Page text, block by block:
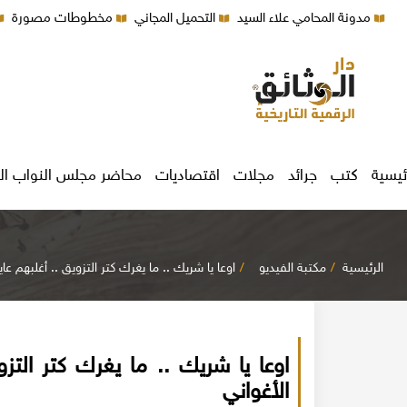
مدونة المحامي علاء السيد التحميل المجاني مخطوطات مصورة
كتب جرائد مجلات اقتصاديات محاضر مجلس النواب
الرئيسية مكتبة الفيديو اوعا يا شريك .. ما يغرك كتر التزويق .. أغلبهم
اوعا يا شريك .. ما يغرك كتر
الأغواني